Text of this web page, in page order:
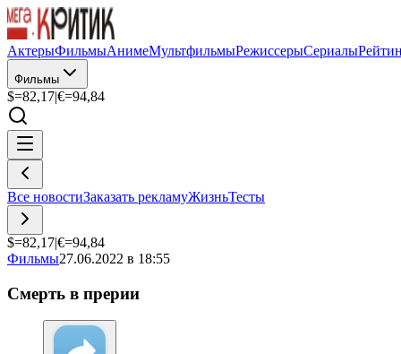
АктерыФильмыАнимеМультфильмыРежиссерыСериалы
Фильмы
$=82,17|€=94,84
Все новостиЗаказать рекламуЖизньТесты
$=82,17|€=94,84
Фильмы27.06.2022 в 18:55
Смерть в прерии